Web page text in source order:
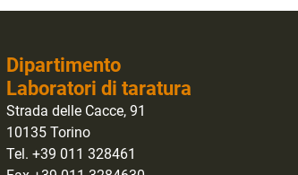
Dipartimento
Laboratori di taratura
Strada delle Cacce, 91
10135 Torino
Tel. +39 011 328461